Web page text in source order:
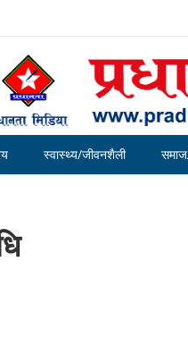
स्वास्थ्य/जीवनशैली